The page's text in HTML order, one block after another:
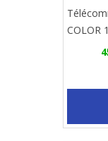
COLOR